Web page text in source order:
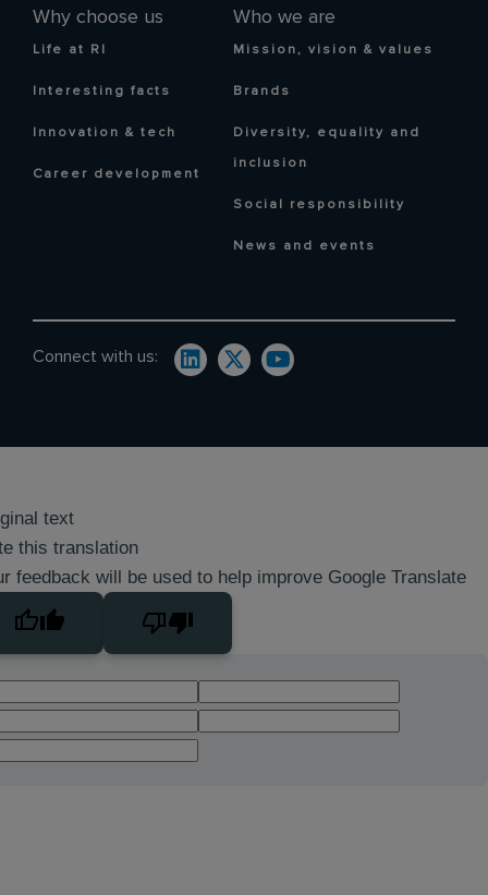
Why choose us
Life at RI
Interesting facts
Innovation & tech
Career development
Who we are
Mission, vision & values
Brands
Diversity, equality and
inclusion
Social responsibility
News and events
Connect with us:
text
this translation
feedback will be used to help improve Google Translate